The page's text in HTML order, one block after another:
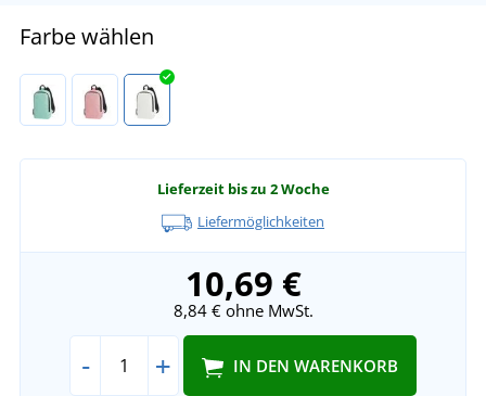
Farbe wählen
Lieferzeit bis zu 2 Woche
Liefermöglichkeiten
10,69 €
8,84 €ohne MwSt.
- + IN DEN WARENKORB